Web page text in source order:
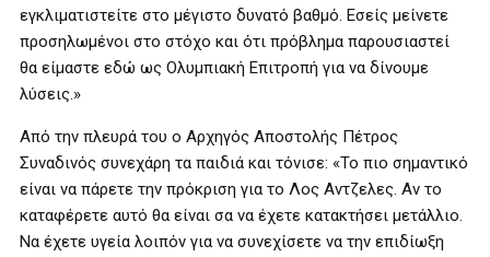
εγκλιματιστείτε στο μέγιστο δυνατό βαθμό. Εσείς μείνετε
προσηλωμένοι στο στόχο και ότι πρόβλημα παρουσιαστεί
θα είμαστε εδώ ως Ολυμπιακή Επιτροπή για να δίνουμε
λύσεις.»
Από την πλευρά του ο Αρχηγός Αποστολής Πέτρος
Συναδινός συνεχάρη τα παιδιά και τόνισε: «Το πιο σημαντικό
είναι να πάρετε την πρόκριση για το Λος Αντζελες. Αν το
καταφέρετε αυτό θα είναι σα να έχετε κατακτήσει μετάλλιο.
Να έχετε υγεία λοιπόν για να συνεχίσετε να την επιδίωξη